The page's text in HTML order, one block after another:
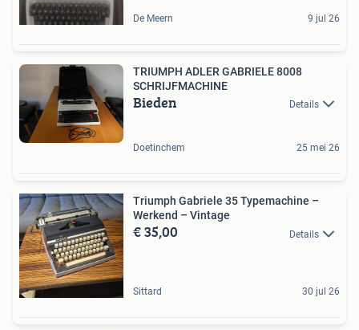
De Meern 9 jul 26
TRIUMPH ADLER GABRIELE 8008
SCHRIJFMACHINE
Bieden Details
Doetinchem 25 mei 26
Triumph Gabriele 35 Typemachine –
Werkend – Vintage
€ 35,00 Details
Sittard 30 jul 26